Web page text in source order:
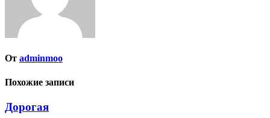
От adminmoo
Похожие записи
Дорогая